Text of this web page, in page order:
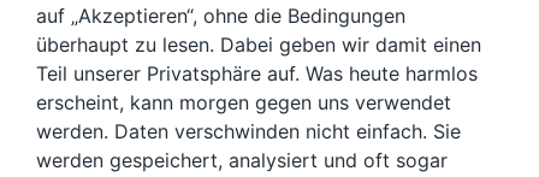
auf „Akzeptieren“, ohne die Bedingungen
überhaupt zu lesen. Dabei geben wir damit einen
Teil unserer Privatsphäre auf. Was heute harmlos
erscheint, kann morgen gegen uns verwendet
werden. Daten verschwinden nicht einfach. Sie
werden gespeichert, analysiert und oft sogar